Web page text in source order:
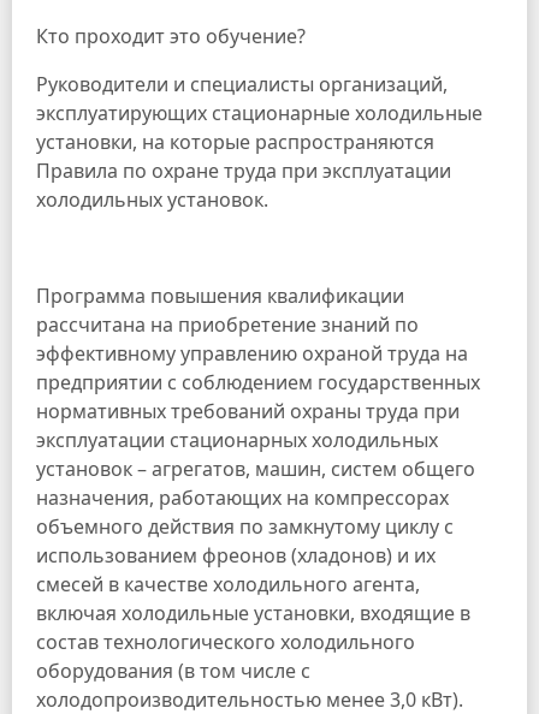
Кто проходит это обучение?
Руководители и специалисты организаций,
эксплуатирующих стационарные холодильные
установки, на которые распространяются
Правила по охране труда при эксплуатации
холодильных установок.
Программа повышения квалификации
рассчитана на приобретение знаний по
эффективному управлению охраной труда на
предприятии с соблюдением государственных
нормативных требований охраны труда при
эксплуатации стационарных холодильных
установок – агрегатов, машин, систем общего
назначения, работающих на компрессорах
объемного действия по замкнутому циклу с
использованием фреонов (хладонов) и их
смесей в качестве холодильного агента,
включая холодильные установки, входящие в
состав технологического холодильного
оборудования (в том числе с
холодопроизводительностью менее 3,0 кВт).